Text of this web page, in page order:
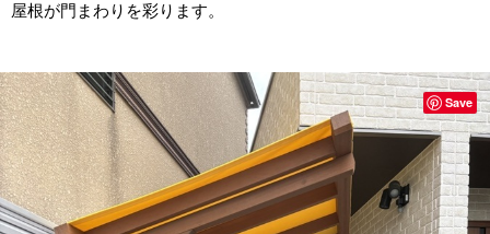
屋根が門まわりを彩ります。
Save